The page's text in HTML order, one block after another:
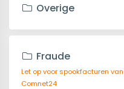
Overige
Fraude
Let op voor spookfacturen
Comnet24